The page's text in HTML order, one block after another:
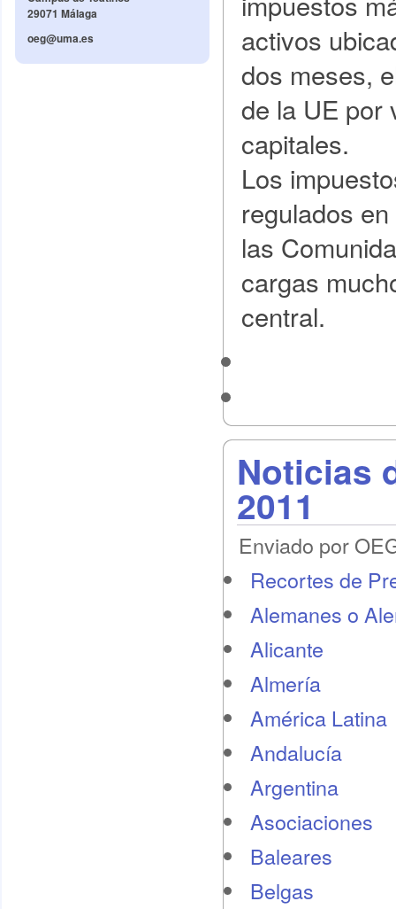
29071 Málaga
oeg@uma.es
activos
dos meses,
de la UE por
capitales.
Los
regulados
las
cargas
central.
Noticias
2011
Enviado por
Recortes de
Alemanes o
Alicante
Almería
América Latina
Andalucía
Argentina
Asociaciones
Baleares
Belgas